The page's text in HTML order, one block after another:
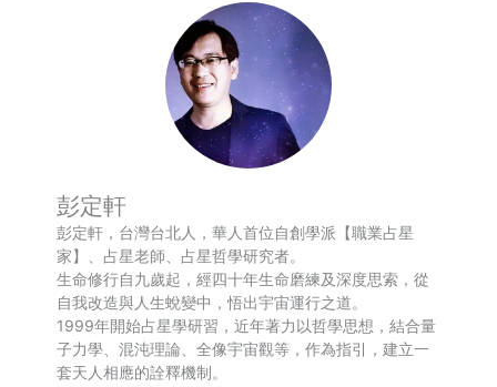
彭定軒
彭定軒，台灣台北人，華人首位自創學派【職業占星
家】、占星老師、占星哲學研究者。
生命修行自九歲起，經四十年生命磨練及深度思索，從
自我改造與人生蛻變中，悟出宇宙運行之道。
1999年開始占星學研習，近年著力以哲學思想，結合量
子力學、混沌理論、全像宇宙觀等，作為指引，建立一
套天人相應的詮釋機制。